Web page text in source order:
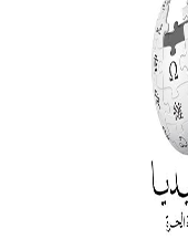
في البحر ويتركب
شديد الحمرة وهو